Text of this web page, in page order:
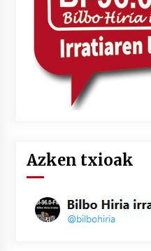
Azken txioak